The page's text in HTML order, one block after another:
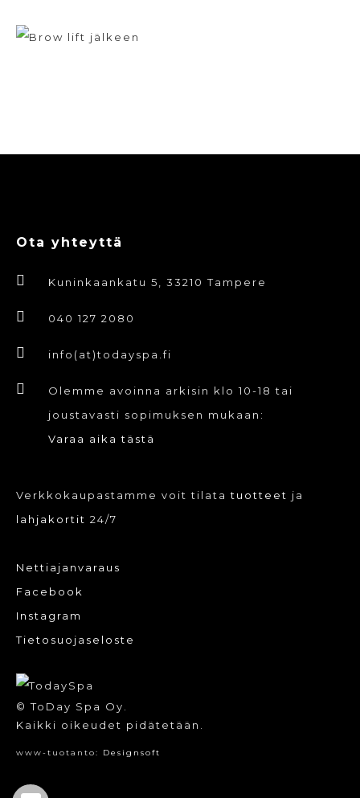
Ota yhteyttä
Kuninkaankatu 5, 33210 Tampere
040 127 2080
info(at)todayspa.fi
Olemme avoinna arkisin klo 10-18 tai
joustavasti sopimuksen mukaan:
Varaa aika tästä
Verkkokaupastamme voit tilatatuotteet ja
lahjakortit 24/7
Nettiajanvaraus
Facebook
Instagram
Tietosuojaseloste
© ToDay Spa Oy.
Kaikki oikeudet pidätetään.
www-tuotanto: Designsoft